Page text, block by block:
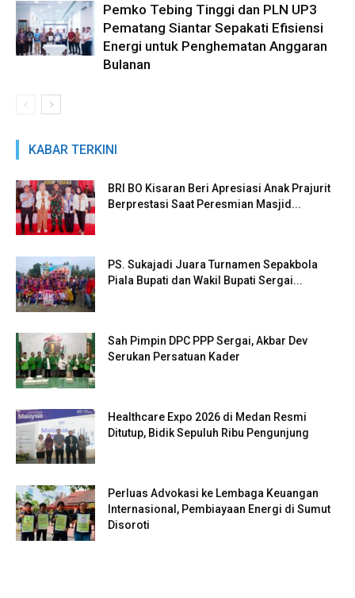
Pemko Tebing Tinggi dan PLN UP3
Pematang Siantar Sepakati Efisiensi
Energi untuk Penghematan Anggaran
Bulanan
KABAR TERKINI
BRI BO Kisaran Beri Apresiasi Anak Prajurit
Berprestasi Saat Peresmian Masjid...
PS. Sukajadi Juara Turnamen Sepakbola
Piala Bupati dan Wakil Bupati Sergai...
Sah Pimpin DPC PPP Sergai, Akbar Dev
Serukan Persatuan Kader
Healthcare Expo 2026 di Medan Resmi
Ditutup, Bidik Sepuluh Ribu Pengunjung
Perluas Advokasi ke Lembaga Keuangan
Internasional, Pembiayaan Energi di Sumut
Disoroti